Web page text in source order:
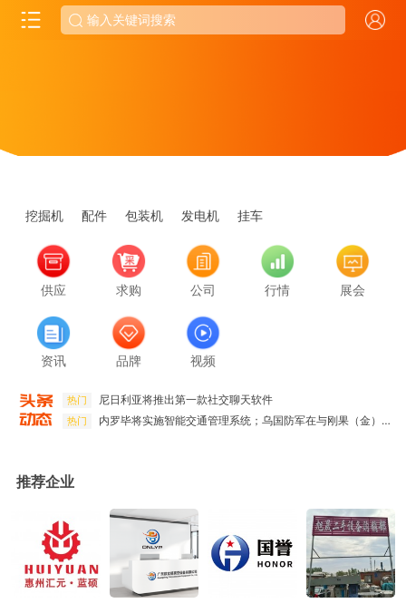
挖掘机 配件 包装机 发电机 挂车
供应 求购 公司 行情 展会
资讯 品牌 视频
热门 尼日利亚将推出第一款社交聊天软件
热门 内罗毕将实施智能交通管理系统；乌国防军在与刚果（金）边境高度戒备；阿比总理与肯尼亚总统讨论双边问题
推荐企业